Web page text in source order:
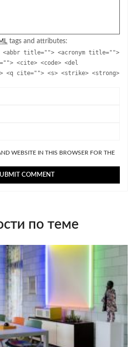
tags and attributes:
title=""> <acronym title="">
<cite> <code> <del
<q cite=""> <s> <strike> <strong>
WEBSITE IN THIS BROWSER FOR THE
по теме